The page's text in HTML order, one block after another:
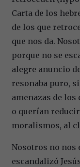
Carta de los
de los que
que nos da.
porque no se
alegre anuncio
resonaba puro,
amenazas de los
o querían
moralismos, al
Nosotros no nos
escandalizó